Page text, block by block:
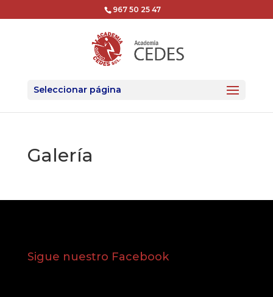
967 50 25 47
Seleccionar página
Galería
Sigue nuestro Facebook